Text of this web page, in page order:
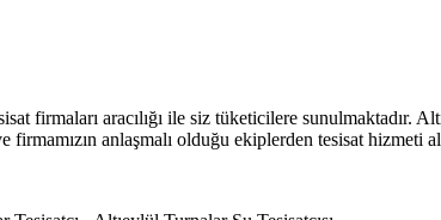
firmaları aracılığı ile siz tüketicilere sunulmaktadır.
firmamızın anlaşmalı olduğu ekiplerden tesisat